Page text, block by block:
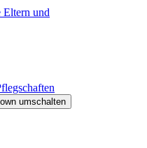
Eltern und
umschalten